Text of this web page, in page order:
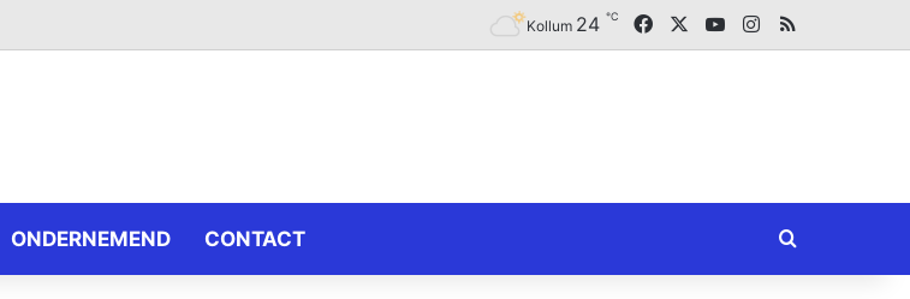
Kollum 24 ℃ FacebookYouTubeInstagram
RSS
ONDERNEMEND CONTACT Zoeken naar